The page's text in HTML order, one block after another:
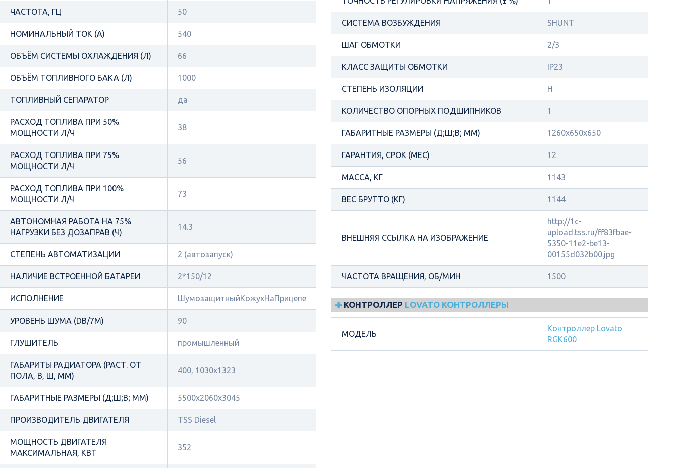
ЧАСТОТА, ГЦ 50
НОМИНАЛЬНЫЙ ТОК (А) 540
ОБЪЁМ СИСТЕМЫ ОХЛАЖДЕНИЯ (Л) 66
ОБЪЁМ ТОПЛИВНОГО БАКА (Л) 1000
ТОПЛИВНЫЙ СЕПАРАТОР да
РАСХОД ТОПЛИВА ПРИ 50%
МОЩНОСТИ Л/Ч
38
РАСХОД ТОПЛИВА ПРИ 75%
МОЩНОСТИ Л/Ч
56
РАСХОД ТОПЛИВА ПРИ 100%
МОЩНОСТИ Л/Ч
73
АВТОНОМНАЯ РАБОТА НА 75%
НАГРУЗКИ БЕЗ ДОЗАПРАВ (Ч)
14.3
СТЕПЕНЬ АВТОМАТИЗАЦИИ 2 (автозапуск)
НАЛИЧИЕ ВСТРОЕННОЙ БАТАРЕИ 2*150/12
ИСПОЛНЕНИЕ ШумозащитныйКожухНаПрицепе
УРОВЕНЬ ШУМА (DB/7М) 90
ГЛУШИТЕЛЬ промышленный
ГАБАРИТЫ РАДИАТОРА (РАСТ. ОТ
ПОЛА, В, Ш, ММ)
400, 1030х1323
ГАБАРИТНЫЕ РАЗМЕРЫ (Д;Ш;В; ММ) 5500x2060x3045
ПРОИЗВОДИТЕЛЬ ДВИГАТЕЛЯ TSS Diesel
МОЩНОСТЬ ДВИГАТЕЛЯ
МАКСИМАЛЬНАЯ, КВТ
352
СИСТЕМА ВОЗБУЖДЕНИЯ SHUNT
ШАГ ОБМОТКИ 2/3
КЛАСС ЗАЩИТЫ ОБМОТКИ IP23
СТЕПЕНЬ ИЗОЛЯЦИИ Н
КОЛИЧЕСТВО ОПОРНЫХ ПОДШИПНИКОВ 1
ГАБАРИТНЫЕ РАЗМЕРЫ (Д;Ш;В; ММ) 1260x650x650
ГАРАНТИЯ, СРОК (МЕС) 12
МАССА, КГ 1143
ВЕС БРУТТО (КГ) 1144
ВНЕШНЯЯ ССЫЛКА НА ИЗОБРАЖЕНИЕ
http://1c-
upload.tss.ru/ff83fbae-
5350-11e2-be13-
00155d032b00.jpg
ЧАСТОТА ВРАЩЕНИЯ, ОБ/МИН 1500
КОНТРОЛЛЕР LOVATO КОНТРОЛЛЕРЫ
МОДЕЛЬ
Контроллер Lovato
RGK600